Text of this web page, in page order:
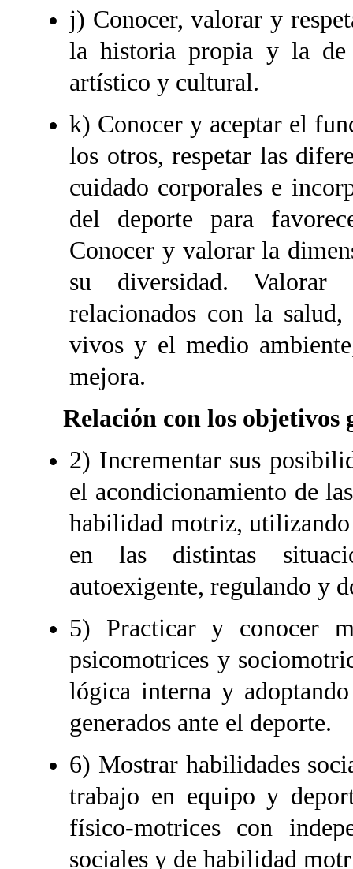
j) Conocer, valorar y
la historia propia y la de
artístico y cultural.
k) Conocer y aceptar el
los otros, respetar las
cuidado corporales e
del deporte para
Conocer y valorar la
su diversidad. Valorar
relacionados con la
vivos y el medio
mejora.
Relación con los objetivos
2) Incrementar sus
el acondicionamiento de
habilidad motriz,
en las distintas
autoexigente, regulando y
5) Practicar y conocer
psicomotrices y
lógica interna y
generados ante el deporte.
6) Mostrar habilidades
trabajo en equipo y
físico-motrices con
sociales y de habilidad